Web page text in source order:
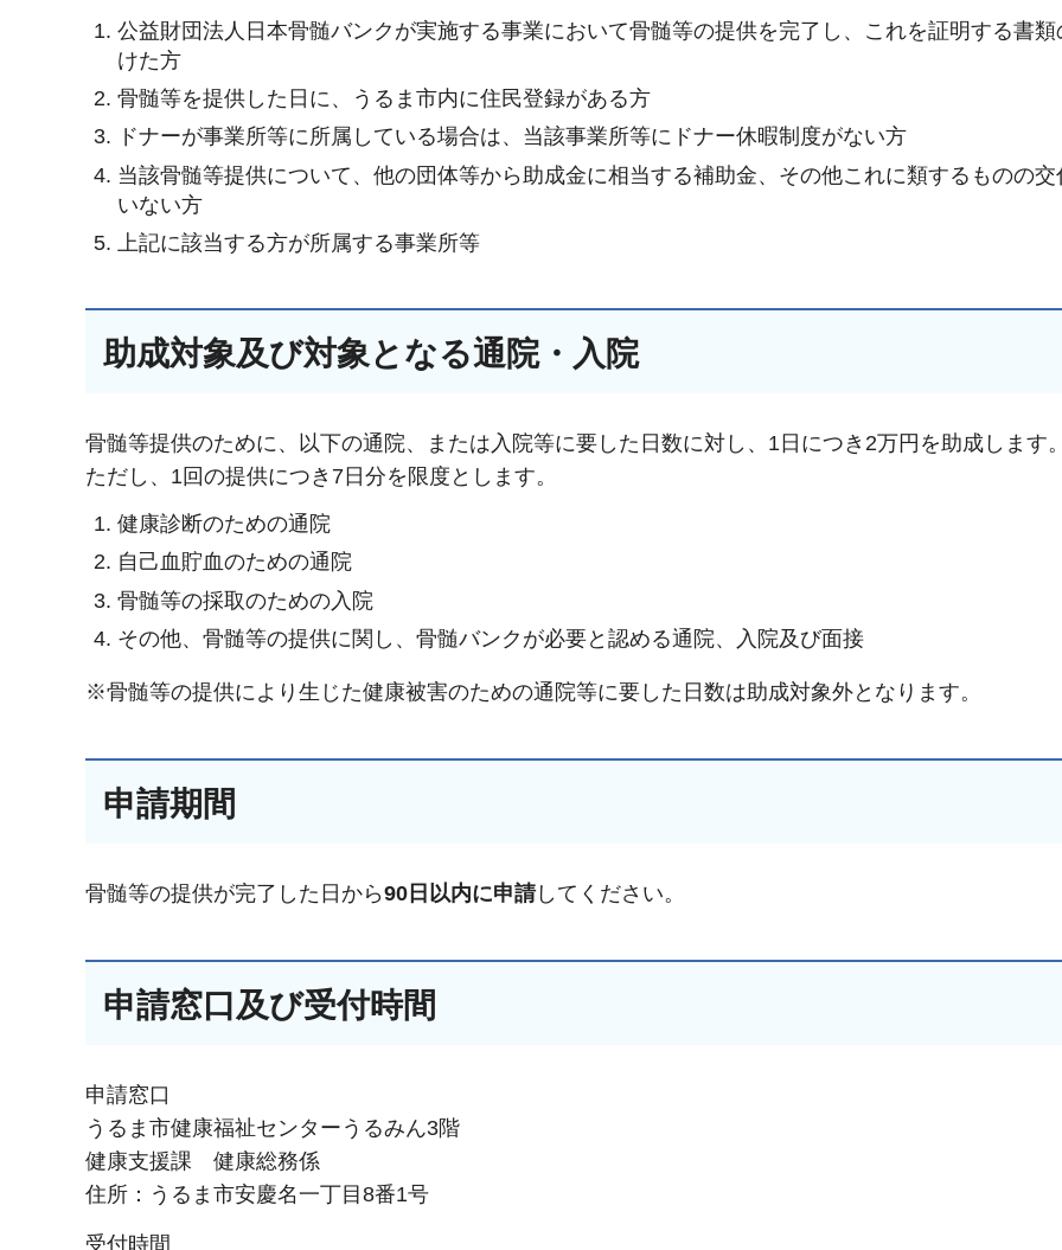
公益財団法人日本骨髄バンクが実施する事業において骨髄等の提供を完了し、これを証明する書
けた方
骨髄等を提供した日に、うるま市内に住民登録がある方
ドナーが事業所等に所属している場合は、当該事業所等にドナー休暇制度がない方
当該骨髄等提供について、他の団体等から助成金に相当する補助金、その他これに類するものの
いない方
上記に該当する方が所属する事業所等
助成対象及び対象となる通院・入院
骨髄等提供のために、以下の通院、または入院等に要した日数に対し、1日につき2万円を助成します
ただし、1回の提供につき7日分を限度とします。
健康診断のための通院
自己血貯血のための通院
骨髄等の採取のための入院
その他、骨髄等の提供に関し、骨髄バンクが必要と認める通院、入院及び面接
※骨髄等の提供により生じた健康被害のための通院等に要した日数は助成対象外となります。
申請期間
骨髄等の提供が完了した日から90日以内に申請してください。
申請窓口及び受付時間
申請窓口
うるま市健康福祉センターうるみん3階
健康支援課 健康総務係
住所：うるま市安慶名一丁目8番1号
受付時間